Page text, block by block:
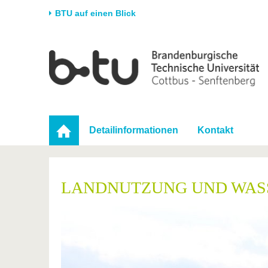
BTU auf einen Blick
Universität
Karriere & Engagement
Partnerschaften &
Strukturwandel
Forschung
Förderung
Wissenschaftlicher
Nachwuchs
Detailinformationen Kontakt
LANDNUTZUNG UND